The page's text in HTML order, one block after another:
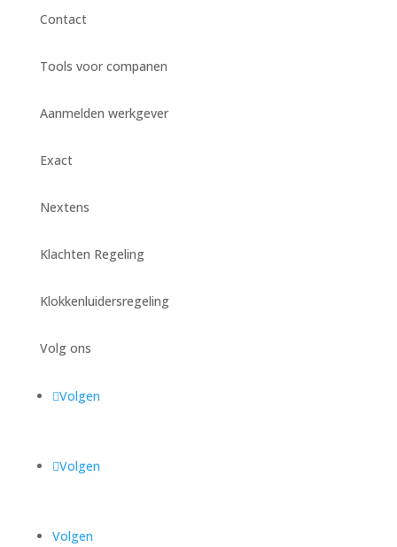
Contact
Tools voor companen
Aanmelden werkgever
Exact
Nextens
Klachten Regeling
Klokkenluidersregeling
Volg ons
Volgen
Volgen
Volgen